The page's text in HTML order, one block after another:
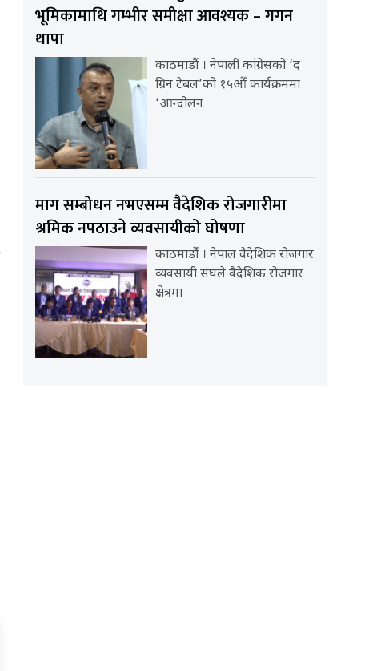
भूमिकामाथि गम्भीर समीक्षा आवश्यक – गगन
थापा
काठमाडौं । नेपाली कांग्रेसको ‘द
ग्रिन टेबल’को १५औँ कार्यक्रममा
‘आन्दोलन
माग सम्बोधन नभएसम्म वैदेशिक रोजगारीमा
श्रमिक नपठाउने व्यवसायीको घोषणा
काठमाडौंं । नेपाल वैदेशिक रोजगार
व्यवसायी संघले वैदेशिक रोजगार
क्षेत्रमा